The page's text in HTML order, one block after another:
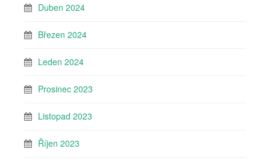
Duben 2024
Březen 2024
Leden 2024
Prosinec 2023
Listopad 2023
Říjen 2023